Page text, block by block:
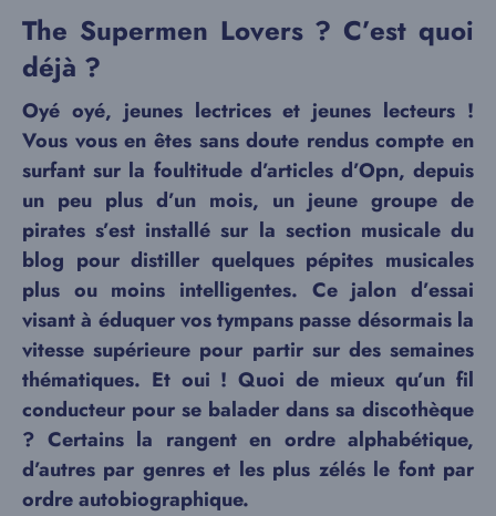
The Supermen Lovers ? C’est quoi
déjà ?
Oyé oyé, jeunes lectrices et jeunes lecteurs !
Vous vous en êtes sans doute rendus compte en
surfant sur la foultitude d’articles d’Opn, depuis
un peu plus d’un mois, un jeune groupe de
pirates s’est installé sur la section musicale du
blog pour distiller quelques pépites musicales
plus ou moins intelligentes. Ce jalon d’essai
visant à éduquer vos tympans passe désormais la
vitesse supérieure pour partir sur des semaines
thématiques. Et oui ! Quoi de mieux qu’un fil
conducteur pour se balader dans sa discothèque
? Certains la rangent en ordre alphabétique,
d’autres par genres et les plus zélés le font par
ordre autobiographique.